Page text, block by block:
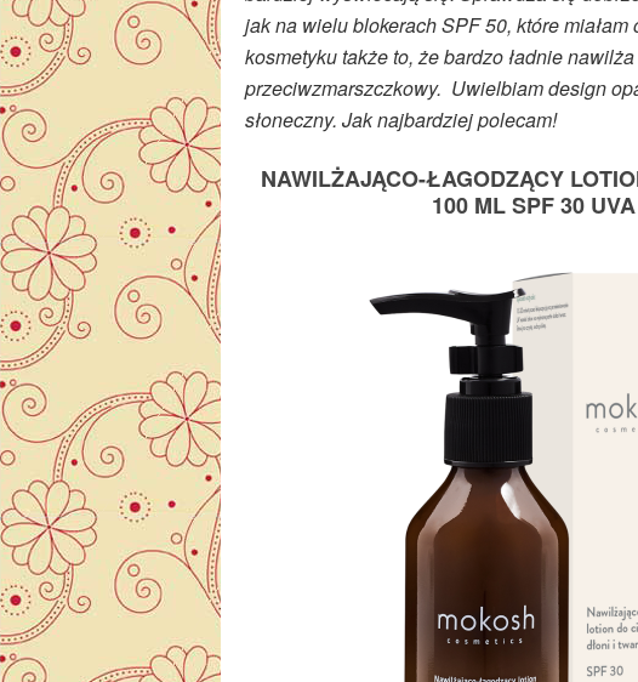
jak na wielu blokerach SPF 50, które
kosmetyku także to, że bardzo ładnie
przeciwzmarszczkowy. Uwielbiam design
słoneczny. Jak najbardziej polecam!
NAWILŻAJĄCO-ŁAGODZĄCY
100 ML SPF 30